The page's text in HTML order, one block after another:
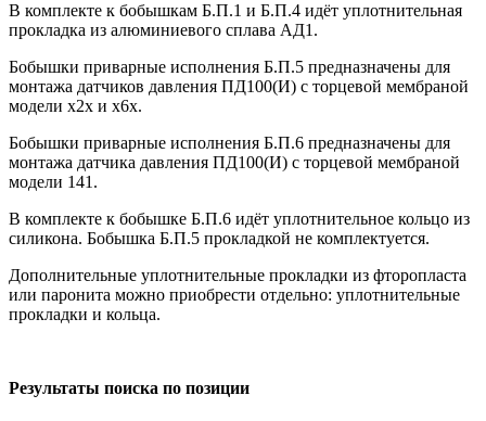
В комплекте к бобышкам Б.П.1 и Б.П.4 идёт уплотнительная
прокладка из алюминиевого сплава АД1.
Бобышки приварные исполнения Б.П.5 предназначены для
монтажа датчиков давления ПД100(И) с торцевой мембраной
модели х2х и х6х.
Бобышки приварные исполнения Б.П.6 предназначены для
монтажа датчика давления ПД100(И) с торцевой мембраной
модели 141.
В комплекте к бобышке Б.П.6 идёт уплотнительное кольцо из
силикона. Бобышка Б.П.5 прокладкой не комплектуется.
Дополнительные уплотнительные прокладки из фторопласта
или паронита можно приобрести отдельно: уплотнительные
прокладки и кольца.
Результаты поиска по позиции